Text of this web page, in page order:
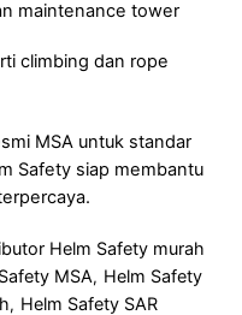
maintenance tower
climbing dan rope
MSA untuk standar
Safety siap membantu
Helm Safety murah
MSA, Helm Safety
, Helm Safety SAR